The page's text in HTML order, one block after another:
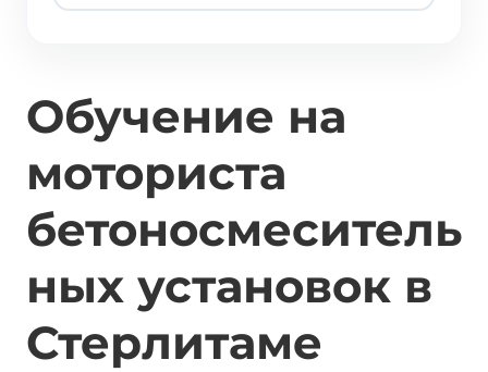
Обучение на
моториста
бетоносмеситель
ных установок в
Стерлитаме